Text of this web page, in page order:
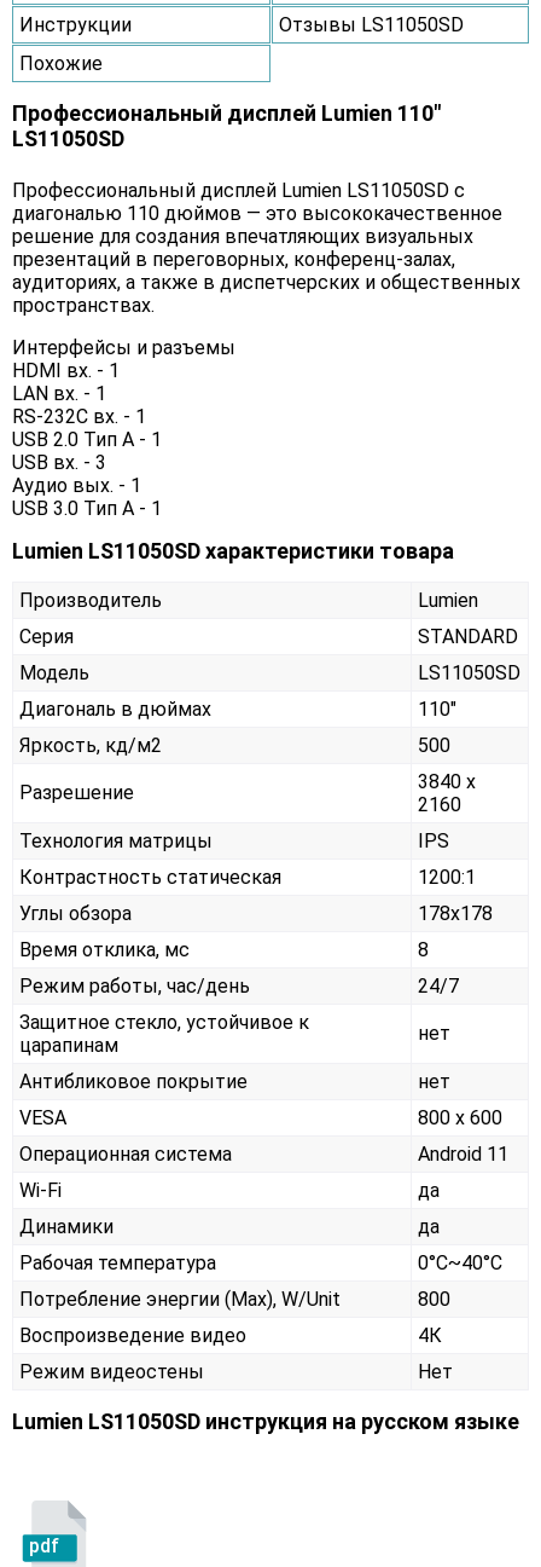
Инструкции
Отзывы LS11050SD
Похожие
Профессиональный дисплей Lumien 110"
LS11050SD
Профессиональный дисплей Lumien LS11050SD с
диагональю 110 дюймов — это высококачественное
решение для создания впечатляющих визуальных
презентаций в переговорных, конференц-залах,
аудиториях, а также в диспетчерских и общественных
пространствах.
Интерфейсы и разъемы
HDMI вх. - 1
LAN вх. - 1
RS-232C вх. - 1
USB 2.0 Тип A - 1
USB вх. - 3
Аудио вых. - 1
USB 3.0 Тип А - 1
Lumien LS11050SD характеристики товара
Производитель
Lumien
Серия
STANDARD
Модель
LS11050SD
Диагональ в дюймах
110"
Яркость, кд/м2
500
Разрешение
3840 x
2160
Технология матрицы
IPS
Контрастность статическая
1200:1
Углы обзора
178x178
Время отклика, мс
8
Режим работы, час/день
24/7
Защитное стекло, устойчивое к
царапинам
нет
Антибликовое покрытие
нет
VESA
800 x 600
Операционная система
Android 11
Wi-Fi
да
Динамики
да
Рабочая температура
0°C~40°C
Потребление энергии (Max), W/Unit
800
Воспроизведение видео
4К
Режим видеостены
Нет
Lumien LS11050SD инструкция на русском языке
pdf